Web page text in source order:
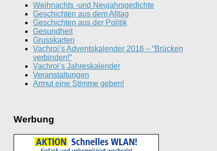
Weihnachts -und Neujahrsgedichte
Geschichten aus dem Alltag
Geschichten aus der Politik
Gesundheit
Grusskarten
Vachroi’s Adventskalender 2016 – “Brücken
verbinden!”
Vachroi’s Jahreskalender
Veranstaltungen
Armut eine Stimme geben!
Werbung